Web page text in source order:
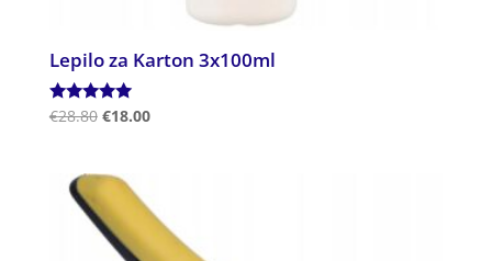
Lepilo za Karton 3x100ml
Ocenjeno
€28.80 €18.00